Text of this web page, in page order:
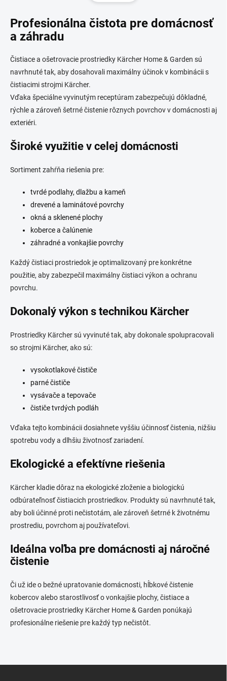
d
c
r
v
v
ý
s
u
k
a
n
i
Profesionálna čistota pre domácnosť
a záhradu
Čistiace a ošetrovacie prostriedky Kärcher Home & Garden sú
navrhnuté tak, aby dosahovali maximálny účinok v kombinácii s
čistiacimi strojmi Kärcher.
Vďaka špeciálne vyvinutým receptúram zabezpečujú dôkladné,
rýchle a zároveň šetrné čistenie rôznych povrchov v domácnosti aj
exteriéri.
Široké využitie v celej domácnosti
Sortiment zahŕňa riešenia pre:
tvrdé podlahy, dlažbu a kameň
drevené a laminátové povrchy
okná a sklenené plochy
koberce a čalúnenie
záhradné a vonkajšie povrchy
Každý čistiaci prostriedok je optimalizovaný pre konkrétne
použitie, aby zabezpečil maximálny čistiaci výkon a ochranu
povrchu.
Dokonalý výkon s technikou Kärcher
Prostriedky Kärcher sú vyvinuté tak, aby dokonale spolupracovali
so strojmi Kärcher, ako sú:
vysokotlakové čističe
parné čističe
vysávače a tepovače
čističe tvrdých podláh
Vďaka tejto kombinácii dosiahnete vyššiu účinnosť čistenia, nižšiu
spotrebu vody a dlhšiu životnosť zariadení.
Ekologické a efektívne riešenia
Kärcher kladie dôraz na ekologické zloženie a biologickú
odbúrateľnosť čistiacich prostriedkov. Produkty sú navrhnuté tak,
aby boli účinné proti nečistotám, ale zároveň šetrné k životnému
prostrediu, povrchom aj používateľovi.
Ideálna voľba pre domácnosti aj náročné
čistenie
Či už ide o bežné upratovanie domácnosti, hĺbkové čistenie
kobercov alebo starostlivosť o vonkajšie plochy, čistiace a
ošetrovacie prostriedky Kärcher Home & Garden ponúkajú
profesionálne riešenie pre každý typ nečistôt.